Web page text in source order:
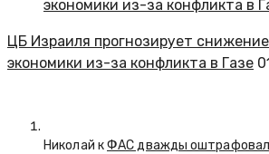
ЦБ Израиля прогнозирует
экономики из-за конфликта в Газе
Николай кФАС дважды